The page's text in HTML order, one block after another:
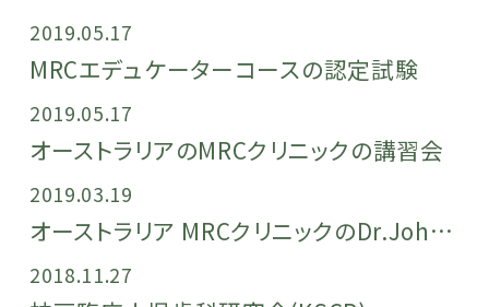
2019.05.17
MRCエデュケーターコースの認定試験
2019.05.17
オーストラリアのMRCクリニックの講習会
2019.03.19
オーストラリア MRCクリニックのDr.John Flutter（Dr.ジョン フラッター）の講演会に参加しました
2018.11.27